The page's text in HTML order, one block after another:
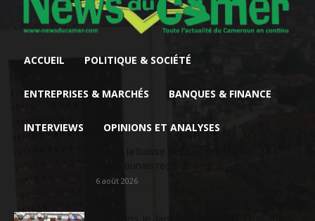
ACCUEIL POLITIQUE & SOCIÉTÉ
ENTREPRISES & MARCHÉS BANQUES & FINANCE
INTERVIEWS OPINIONS ET ANALYSES
6 août 2026